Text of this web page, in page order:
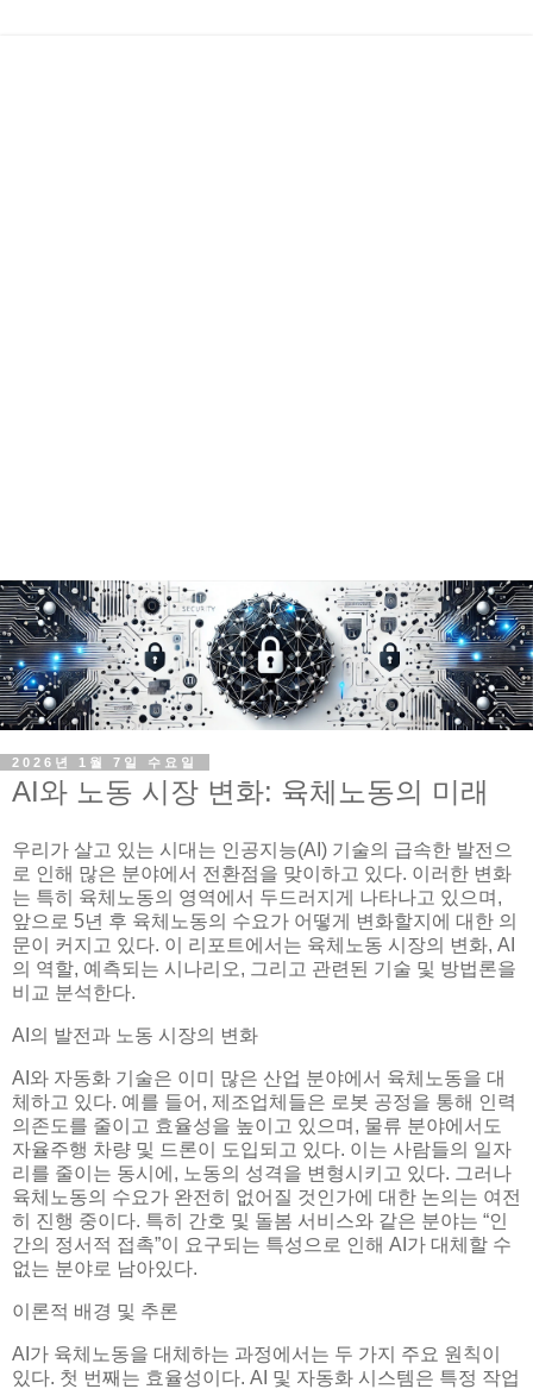
2026년 1월 7일 수요일
AI와 노동 시장 변화: 육체노동의 미래
우리가 살고 있는 시대는 인공지능(AI) 기술의 급속한 발전으
로 인해 많은 분야에서 전환점을 맞이하고 있다. 이러한 변화
는 특히 육체노동의 영역에서 두드러지게 나타나고 있으며,
앞으로 5년 후 육체노동의 수요가 어떻게 변화할지에 대한 의
문이 커지고 있다. 이 리포트에서는 육체노동 시장의 변화, AI
의 역할, 예측되는 시나리오, 그리고 관련된 기술 및 방법론을
비교 분석한다.
AI의 발전과 노동 시장의 변화
AI와 자동화 기술은 이미 많은 산업 분야에서 육체노동을 대
체하고 있다. 예를 들어, 제조업체들은 로봇 공정을 통해 인력
의존도를 줄이고 효율성을 높이고 있으며, 물류 분야에서도
자율주행 차량 및 드론이 도입되고 있다. 이는 사람들의 일자
리를 줄이는 동시에, 노동의 성격을 변형시키고 있다. 그러나
육체노동의 수요가 완전히 없어질 것인가에 대한 논의는 여전
히 진행 중이다. 특히 간호 및 돌봄 서비스와 같은 분야는 “인
간의 정서적 접촉”이 요구되는 특성으로 인해 AI가 대체할 수
없는 분야로 남아있다.
이론적 배경 및 추론
AI가 육체노동을 대체하는 과정에서는 두 가지 주요 원칙이
있다. 첫 번째는 효율성이다. AI 및 자동화 시스템은 특정 작업